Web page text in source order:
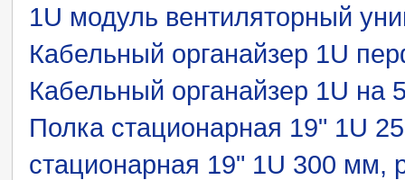
1U модуль вентиляторный
Кабельный органайзер 1U
Кабельный органайзер 1U на
Полка стационарная 19" 1U
стационарная 19" 1U 300 мм,